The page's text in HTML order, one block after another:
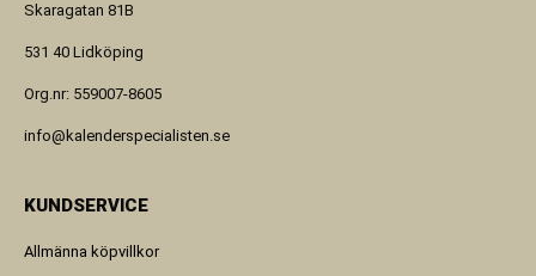
Skaragatan 81B
531 40 Lidköping
Org.nr: 559007-8605
info@kalenderspecialisten.se
KUNDSERVICE
Allmänna köpvillkor